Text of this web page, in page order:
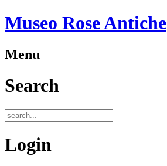
Museo Rose Antiche
Menu
Search
Login